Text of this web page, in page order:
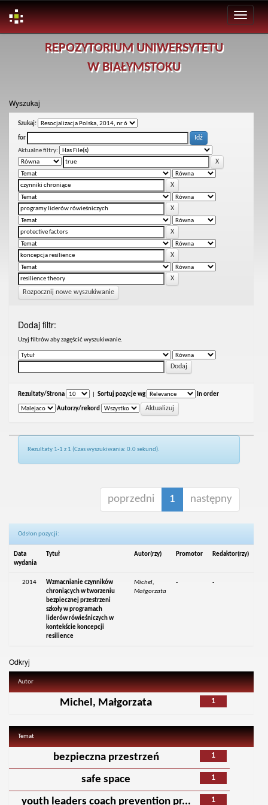
REPOZYTORIUM UNIWERSYTETU
W BIAŁYMSTOKU
Wyszukaj
Szukaj:
for
Aktualne filtry:
Rozpocznij nowe wyszukiwanie
Dodaj filtr:
Uzyj filtrów aby zagęścić wyszukiwanie.
Rezultaty/Strona Sortuj pozycje wg In order
Autorzy/rekord
Rezultaty 1-1 z 1 (Czas wyszukiwania: 0.0 sekund).
poprzedni 1 następny
Odsłon pozycji:
Data
wydania
Tytuł Autor(rzy) Promotor Redaktor(rzy)
2014
Wzmacnianie czynników
chroniących w tworzeniu
bezpiecznej przestrzeni
szkoły w programach
liderów rówieśniczych w
kontekście koncepcji
resilience
Michel,
Małgorzata
- -
Odkryj
Autor
1
Michel, Małgorzata
Temat
1
bezpieczna przestrzeń
1
safe space
1
youth leaders coach prevention pr...